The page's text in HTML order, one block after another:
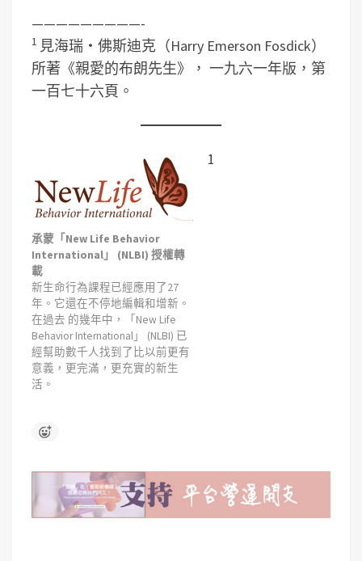
—————————-
1 見海瑞‧佛斯迪克（Harry Emerson Fosdick）
所著《親愛的布朗先生》， 一九六一年版，第
一百七十六頁。
承蒙「New Life Behavior
International」 (NLBI) 授權轉
載
新生命行為課程已經應用了27
年。它還在不停地編輯和增新。
在過去 的幾年中，「New Life
Behavior International」 (NLBI) 已
經幫助數千人找到了比以前更有
意義，更完滿，更充實的新生
活。
1